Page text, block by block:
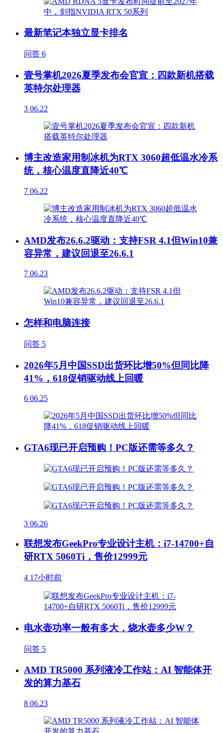
最新笔记本独立显卡排名
问答 6
壹号掌机2026夏季发布会官宣：四款新机搭载
英特尔处理器
3 06.22
博主改造家用制冰机为RTX 3060超低温水冷系
统，核心温度直降近40℃
7 06.22
AMD发布26.6.2驱动：支持FSR 4.1但Win10兼
容异常，建议回退至26.6.1
7 06.23
怎样和电脑连接
问答 5
2026年5月中国SSD出货环比增50%但同比降
41%，618促销驱动线上回暖
6 06.25
GTA6现已开启预购！PC版还需等多久？
3 06.26
联想发布GeekPro专业设计主机：i7-14700+自
研RTX 5060Ti，售价12999元
4 17小时前
电水壶功率一般有多大，烧水壶多少W？
问答 5
AMD TR5000 系列液冷工作站：AI 智能体开
发的算力基石
8 06.23